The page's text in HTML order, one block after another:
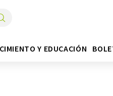
Y EDUCACIÓN